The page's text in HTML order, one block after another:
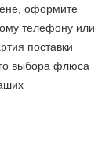
оформите
телефону или
поставки
выбора флюса